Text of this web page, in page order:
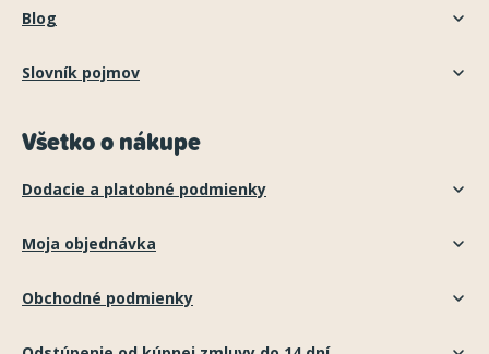
Blog
Slovník pojmov
Všetko o nákupe
Dodacie a platobné podmienky
Moja objednávka
Obchodné podmienky